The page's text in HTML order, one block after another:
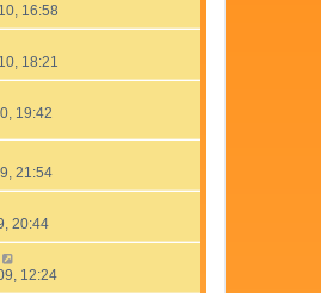
16:58
18:21
19:42
21:54
20:44
12:24